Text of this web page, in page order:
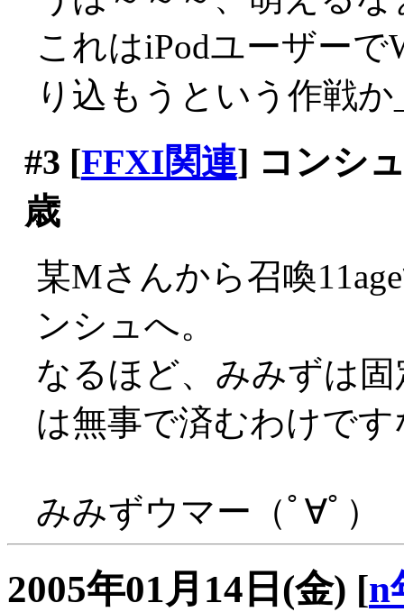
これはiPodユーザー
り込もうという作戦か
#3 [FFXI関連] コンシ
歳
某Mさんから召喚
ンシュへ。
なるほど、みみずは
は無事で済むわけです
みみずウマー（ﾟ∀ﾟ）
2005年01月14日(金) [n